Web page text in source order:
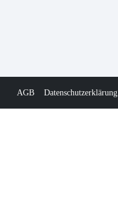
AGB Datenschutzerklärung